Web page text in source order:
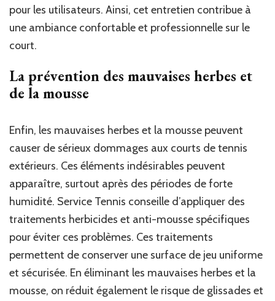
pour les utilisateurs. Ainsi, cet entretien contribue à
une ambiance confortable et professionnelle sur le
court.
La prévention des mauvaises herbes et
de la mousse
Enfin, les mauvaises herbes et la mousse peuvent
causer de sérieux dommages aux courts de tennis
extérieurs. Ces éléments indésirables peuvent
apparaître, surtout après des périodes de forte
humidité. Service Tennis conseille d’appliquer des
traitements herbicides et anti-mousse spécifiques
pour éviter ces problèmes. Ces traitements
permettent de conserver une surface de jeu uniforme
et sécurisée. En éliminant les mauvaises herbes et la
mousse, on réduit également le risque de glissades et